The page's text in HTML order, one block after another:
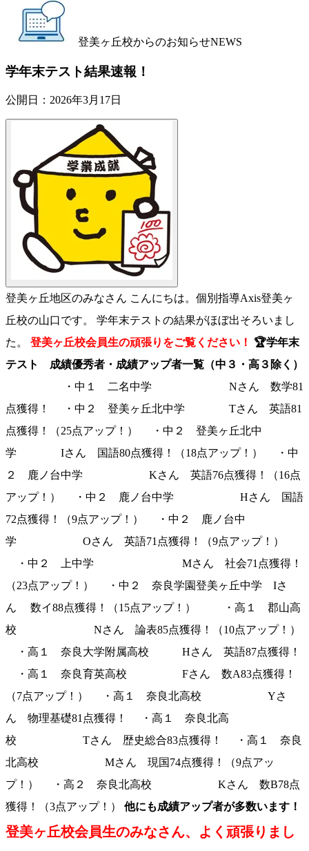
登美ヶ丘校からのお知らせNEWS
学年末テスト結果速報！
公開日： 2026年3月17日
登美ヶ丘地区のみなさん こんにちは。個別指導Axis登美ヶ
丘校の山口です。 学年末テストの結果がほぼ出そろいまし
た。 登美ヶ丘校会員生の頑張りをご覧ください！
🏆学年末
テスト 成績優秀者・成績アップ者一覧（中３・高３除く）
・中１ 二名中学 Nさん 数学81
点獲得！ ・中２ 登美ヶ丘北中学 Tさん 英語81
点獲得！（25点アップ！） ・中２ 登美ヶ丘北中
学 Iさん 国語80点獲得！（18点アップ！） ・中
２ 鹿ノ台中学 Kさん 英語76点獲得！（16点
アップ！） ・中２ 鹿ノ台中学 Hさん 国語
72点獲得！（9点アップ！） ・中２ 鹿ノ台中
学 Oさん 英語71点獲得！（9点アップ！）
・中２ 上中学 Mさん 社会71点獲得！
（23点アップ！） ・中２ 奈良学園登美ヶ丘中学 Iさ
ん 数イ88点獲得！（15点アップ！） ・高１ 郡山高
校 Nさん 論表85点獲得！（10点アップ！）
・高１ 奈良大学附属高校 Hさん 英語87点獲得！
・高１ 奈良育英高校 Fさん 数A83点獲得！
（7点アップ！） ・高１ 奈良北高校 Yさ
ん 物理基礎81点獲得！ ・高１ 奈良北高
校 Tさん 歴史総合83点獲得！ ・高１ 奈良
北高校 Mさん 現国74点獲得！（9点アッ
プ！） ・高２ 奈良北高校 Kさん 数B78点
獲得！（3点アップ！） 他にも成績アップ者が多数います！
登美ヶ丘校会員生のみなさん、よく頑張りまし